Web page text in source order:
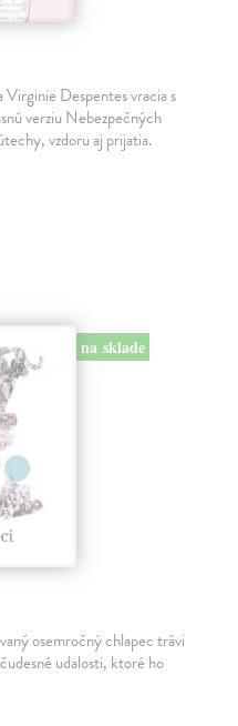
Despentes vracia s
verziu Nebezpečných
vzdoru aj prijatia.
na sklade
osemročný chlapec trávi
udalosti, ktoré ho